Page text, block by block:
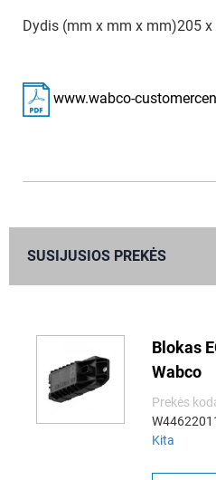
Dydis (mm x mm x mm)205 x
www.wabco-
SUSIJUSIOS PREKĖS
Blokas
Wabco
Prekės
Kita